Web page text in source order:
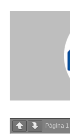
Página 1